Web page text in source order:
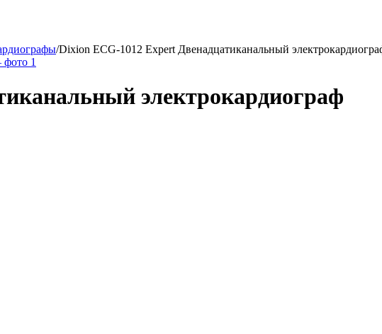
/Dixion ECG-1012 Expert Двенадцатиканальный
электрокардиограф